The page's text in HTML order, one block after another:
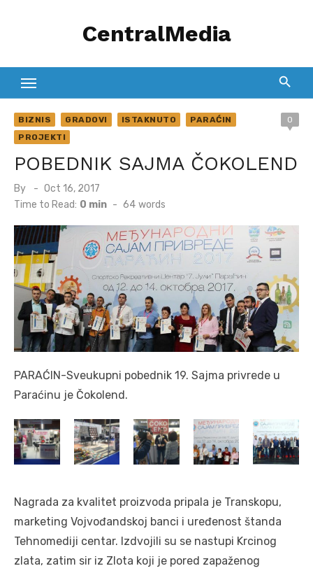
CentralMedia
BIZNIS GRADOVI ISTAKNUTO
PARAĆIN
PROJEKTI
0
POBEDNIK SAJMA ČOKOLEND
By
Posted
on
Oct 16, 2017
Time to Read: 0 min - 64 words
PARAĆIN-Sveukupni pobednik 19. Sajma privrede u
Paraćinu je Čokolend.
Nagrada za kvalitet proizvoda pripala je Transkopu,
marketing Vojvođandskoj banci i uređenost štanda
Tehnomediji centar. Izdvojili su se nastupi Krcinog
zlata, zatim sir iz Zlota koji je pored zapaženog